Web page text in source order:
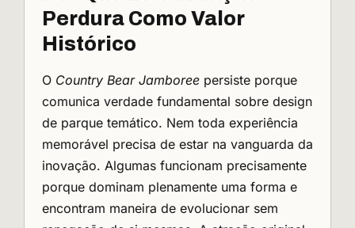
Perdura Como Valor
Histórico
O Country Bear Jamboree persiste porque
comunica verdade fundamental sobre design
de parque temático. Nem toda experiência
memorável precisa de estar na vanguarda da
inovação. Algumas funcionam precisamente
porque dominam plenamente uma forma e
encontram maneira de evolucionar sem